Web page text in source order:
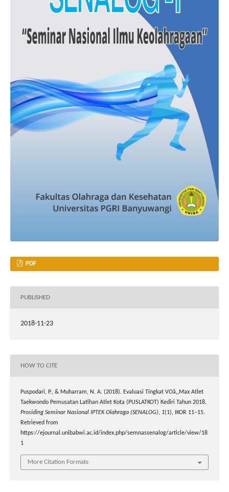
PDF
PUBLISHED
2018-11-23
HOW TO CITE
Puspodari, P., & Muharram, N. A. (2018). Evaluasi Tingkat VOâ‚‚Max Atlet
Taekwondo Pemusatan Latihan Atlet Kota (PUSLATKOT) Kediri Tahun 2018.
Prosiding Seminar Nasional IPTEK Olahraga (SENALOG), 1(1), IKOR 11–15.
Retrieved from
https://ejournal.unibabwi.ac.id/index.php/semnassenalog/article/view/18
1
More Citation Formats